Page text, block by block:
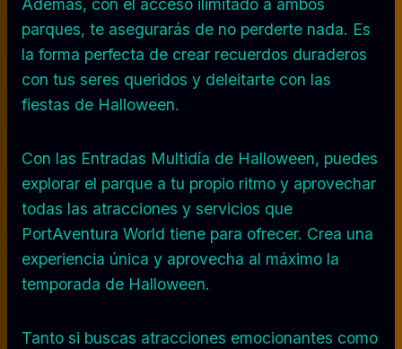
Además, con el acceso ilimitado a ambos
parques, te asegurarás de no perderte nada. Es
la forma perfecta de crear recuerdos duraderos
con tus seres queridos y deleitarte con las
fiestas de Halloween.
Con las Entradas Multidía de Halloween, puedes
explorar el parque a tu propio ritmo y aprovechar
todas las atracciones y servicios que
PortAventura World tiene para ofrecer. Crea una
experiencia única y aprovecha al máximo la
temporada de Halloween.
Tanto si buscas atracciones emocionantes como